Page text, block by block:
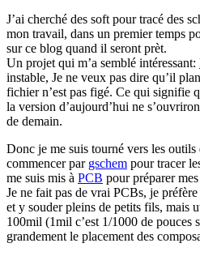
J’ai cherché des soft pour tracé des
mon travail, dans un premier temps
sur ce blog quand il seront prèt.
Un projet qui m’a semblé intéressant:
instable, Je ne veux pas dire qu’il
fichier n’est pas figé. Ce qui signifie
la version d’aujourd’hui ne
de demain.
Donc je me suis tourné vers les outils
commencer par gschem pour tracer
me suis mis à PCB pour préparer mes
Je ne fait pas de vrai PCBs, je
et y souder pleins de petits fils, mais
100mil (1mil c’est 1/1000 de pouces
grandement le placement des